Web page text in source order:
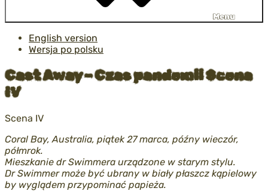
Menu
English version
Wersja po polsku
Cast Away – Czas pandemii Scena
IV
Scena IV
Coral Bay, Australia, piątek 27 marca, późny wieczór,
półmrok.
Mieszkanie dr Swimmera urządzone w starym stylu.
Dr Swimmer może być ubrany w biały płaszcz kąpielowy
by wyglądem przypominać papieża.